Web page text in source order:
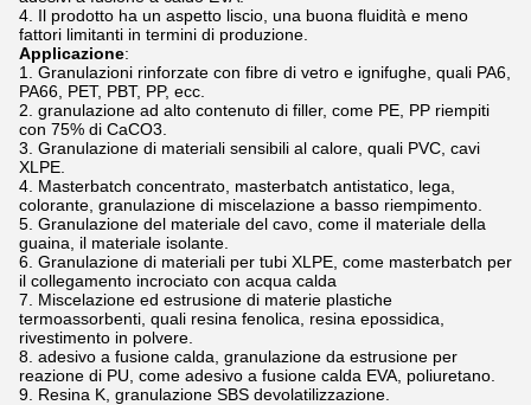
Il prodotto ha un aspetto liscio, una buona fluidità e meno
fattori limitanti in termini di produzione.
Applicazione:
Granulazioni rinforzate con fibre di vetro e ignifughe, quali PA6,
PA66, PET, PBT, PP, ecc.
granulazione ad alto contenuto di filler, come PE, PP riempiti
con 75% di CaCO3.
Granulazione di materiali sensibili al calore, quali PVC, cavi
XLPE.
Masterbatch concentrato, masterbatch antistatico, lega,
colorante, granulazione di miscelazione a basso riempimento.
Granulazione del materiale del cavo, come il materiale della
guaina, il materiale isolante.
Granulazione di materiali per tubi XLPE, come masterbatch per
il collegamento incrociato con acqua calda
Miscelazione ed estrusione di materie plastiche
termoassorbenti, quali resina fenolica, resina epossidica,
rivestimento in polvere.
adesivo a fusione calda, granulazione da estrusione per
reazione di PU, come adesivo a fusione calda EVA, poliuretano.
Resina K, granulazione SBS devolatilizzazione.